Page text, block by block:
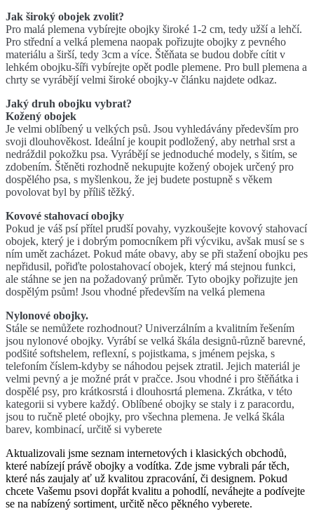
Jak široký obojek zvolit?
Pro malá plemena vybírejte obojky široké 1-2 cm, tedy užší a lehčí.
Pro střední a velká plemena naopak pořizujte obojky z pevného
materiálu a širší, tedy 3cm a více. Štěňata se budou dobře cítit v
lehkém obojku-šíři vybírejte opět podle plemene. Pro bull plemena a
chrty se vyrábějí velmi široké obojky-v článku najdete odkaz.
Jaký druh obojku vybrat?
Kožený obojek
Je velmi oblíbený u velkých psů. Jsou vyhledávány především pro
svoji dlouhověkost. Ideální je koupit podložený, aby netrhal srst a
nedráždil pokožku psa. Vyrábějí se jednoduché modely, s šitím, se
zdobením. Štěněti rozhodně nekupujte kožený obojek určený pro
dospělého psa, s myšlenkou, že jej budete postupně s věkem
povolovat byl by příliš těžký.
Kovové stahovací obojky
Pokud je váš psí přítel prudší povahy, vyzkoušejte kovový stahovací
obojek, který je i dobrým pomocníkem při výcviku, avšak musí se s
ním umět zacházet. Pokud máte obavy, aby se při stažení obojku pes
nepřidusil, pořiďte polostahovací obojek, který má stejnou funkci,
ale stáhne se jen na požadovaný průměr. Tyto obojky pořizujte jen
dospělým psům! Jsou vhodné především na velká plemena
Nylonové obojky.
Stále se nemůžete rozhodnout? Univerzálním a kvalitním řešením
jsou nylonové obojky. Vyrábí se velká škála designů-různě barevné,
podšité softshelem, reflexní, s pojistkama, s jménem pejska, s
telefoním číslem-kdyby se náhodou pejsek ztratil. Jejich materiál je
velmi pevný a je možné prát v pračce. Jsou vhodné i pro štěňátka i
dospělé psy, pro krátkosrstá i dlouhosrtá plemena. Zkrátka, v této
kategorii si vybere každý. Oblíbené obojky se staly i z paracordu,
jsou to ručně pleté obojky, pro všechna plemena. Je velká škála
barev, kombinací, určitě si vyberete
Aktualizovali jsme seznam internetových i klasických obchodů,
které nabízejí právě obojky a vodítka. Zde jsme vybrali pár těch,
které nás zaujaly ať už kvalitou zpracování, či designem. Pokud
chcete Vašemu psovi dopřát kvalitu a pohodlí, neváhejte a podívejte
se na nabízený sortiment, určitě něco pěkného vyberete.